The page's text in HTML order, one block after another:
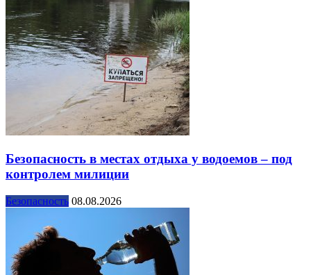
Безопасность в местах отдыха у водоемов – под
контролем милиции
Безопасность 08.08.2026